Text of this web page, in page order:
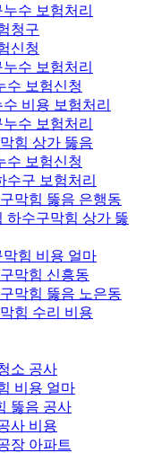
수 보험처리
청구
신청
수 보험처리
수 보험신청
비용 보험처리
수 보험처리
힘 상가 뚫음
수 보험신청
수구 보험처리
막힘 뚫음 은행동
하수구막힘 상가 뚫
힘 비용 얼마
막힘 신흥동
막힘 뚫음 노은동
힘 수리 비용
소 공사
비용 얼마
뚫음 공사
사 비용
장 아파트